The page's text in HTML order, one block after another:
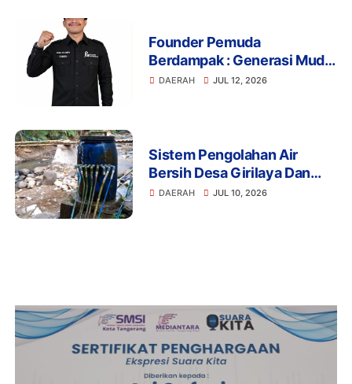
Founder Pemuda
Berdampak : Generasi Muda
Mengapresiasi Komitmen
DAERAH JUL 12, 2026
Sistem Pengolahan Air
Bersih Desa Girilaya Dan
Desa Jayapura Cipanas
DAERAH JUL 10, 2026